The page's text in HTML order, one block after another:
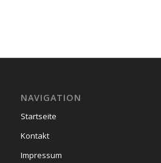
NAVIGATION
Startseite
Kontakt
Impressum